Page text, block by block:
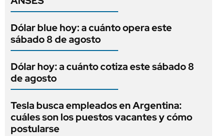
Dólar blue hoy: a cuánto opera este
sábado 8 de agosto
Dólar hoy: a cuánto cotiza este sábado 8
de agosto
Tesla busca empleados en Argentina:
cuáles son los puestos vacantes y cómo
postularse